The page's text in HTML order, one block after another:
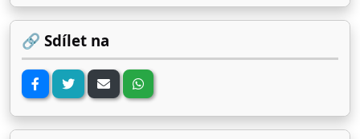
🔗 Sdílet na